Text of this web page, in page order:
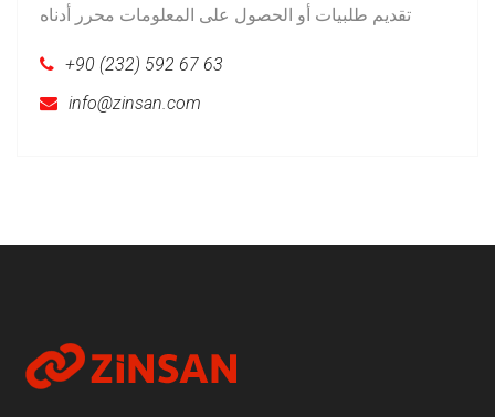
تقديم طلبيات أو الحصول على المعلومات محرر أدناه
+90 (232) 592 67 63
info@zinsan.com